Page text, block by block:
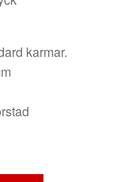
karmar.